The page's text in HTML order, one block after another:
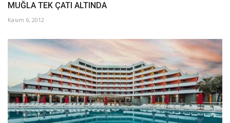
MUĞLA TEK ÇATI ALTINDA
Kasım 6, 2012